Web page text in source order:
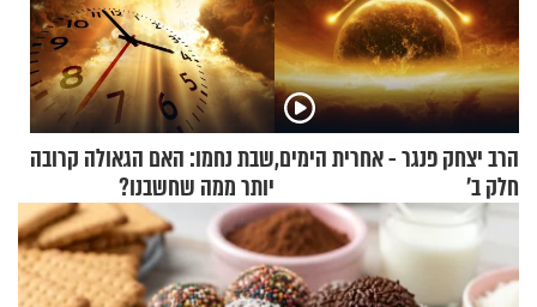
הרב יצחק פנגר - אחרית הימים,
חלק ב’
שבת נחמו: האם הגאולה קרובה
יותר ממה שחשבנו?